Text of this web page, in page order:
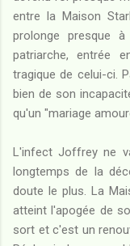
entre la Maison
prolonge presque
patriarche, entrée
tragique de celui-ci.
bien de son
qu'un "mariage
L'infect Joffrey ne
longtemps de la
doute le plus. La
atteint l'apogée de
sort et c'est un